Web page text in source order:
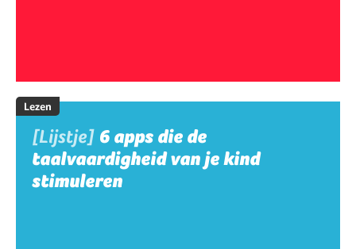
Lezen
[Lijstje] 6 apps die de
taalvaardigheid van je kind
stimuleren